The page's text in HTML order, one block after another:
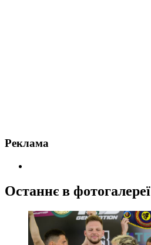
Реклама
Останнє в фотогалереї